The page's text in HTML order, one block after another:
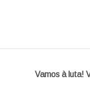
Vamos à luta!